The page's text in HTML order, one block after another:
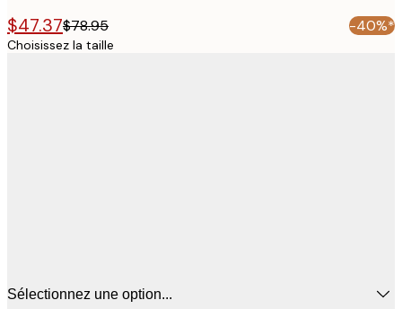
$47.37$78.95 -40%*
Choisissez la taille
Sélectionnez une option...